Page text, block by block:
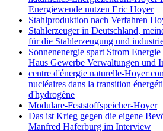
Energiewende nutzen Eric Hoyer
Stahlproduktion nach Verfahren
Stahlerzeuger in Deutschland,
für die Stahlerzeugung und
Sonnenenergie spart Strom
Haus Gewerbe Verwaltungen und
centre d'énergie naturelle-Hoyer
nucléaires dans la transition
d'hydrogène
Modulare-Feststoffspeicher-Hoyer
Das ist Krieg gegen die eigene
Manfred Haferburg im Interview